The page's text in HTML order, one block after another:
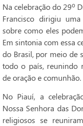
Na celebração do 29º
Francisco dirigiu
sobre como eles
Em sintonia com essa
do Brasil, por meio de
todo o país, reunindo
de oração e comunhão.
No Piauí, a
Nossa Senhora das
religiosos se